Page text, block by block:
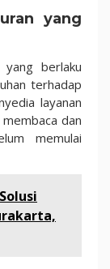
yang
berlaku
terhadap
layanan
dan
memulai